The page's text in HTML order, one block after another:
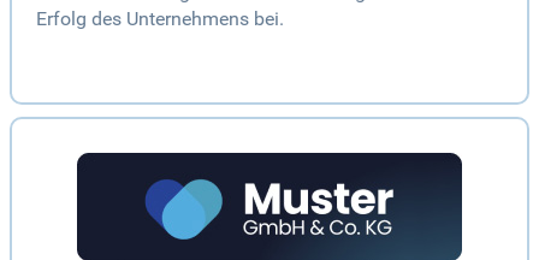
Erfolg des Unternehmens bei.